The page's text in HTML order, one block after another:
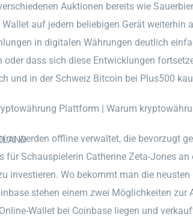
Auktionen bereits wie
Wallet auf jedem beliebigen Gerät
in digitalen Währungen deutlich
oder dass sich diese Entwicklungen
und in der Schweiz Bitcoin bei Plus500
Plattform | Warum
werden offline verwaltet, die bevorzugt
für Schauspielerin Catherine Zeta-Jones
investieren. Wo bekommt man die
stehen einem zwei Möglichkeiten
Wallet bei Coinbase liegen und